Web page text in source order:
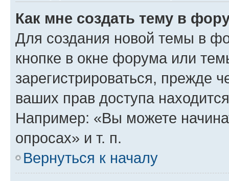
Как мне создать тему в
Для создания новой темы в
кнопке в окне форума или
зарегистрироваться, прежде
ваших прав доступа
Например: «Вы можете
опросах» и т. п.
Вернуться к началу